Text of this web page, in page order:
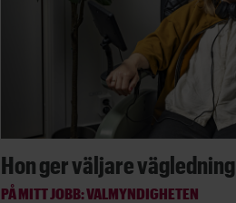
Hon ger väljare vägledning
PÅ MITT JOBB: VALMYNDIGHETEN